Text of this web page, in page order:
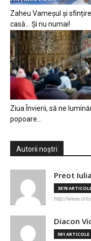
Zaheu Vameșul și
casă… Și nu numai!
Ziua Învierii, să ne
popoare…
Autorii noștri
Preot
3878
http://
Diacon
581 ARTICOLE